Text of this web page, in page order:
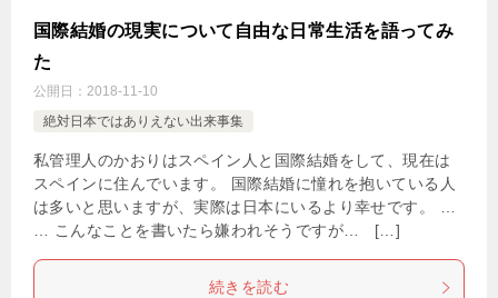
国際結婚の現実について自由な日常生活を語ってみ
た
公開日： 2018-11-10
絶対日本ではありえない出来事集
私管理人のかおりはスペイン人と国際結婚をして、現在は
スペインに住んでいます。 国際結婚に憧れを抱いている人
は多いと思いますが、実際は日本にいるより幸せです。 …
… こんなことを書いたら嫌われそうですが… […]
続きを読む